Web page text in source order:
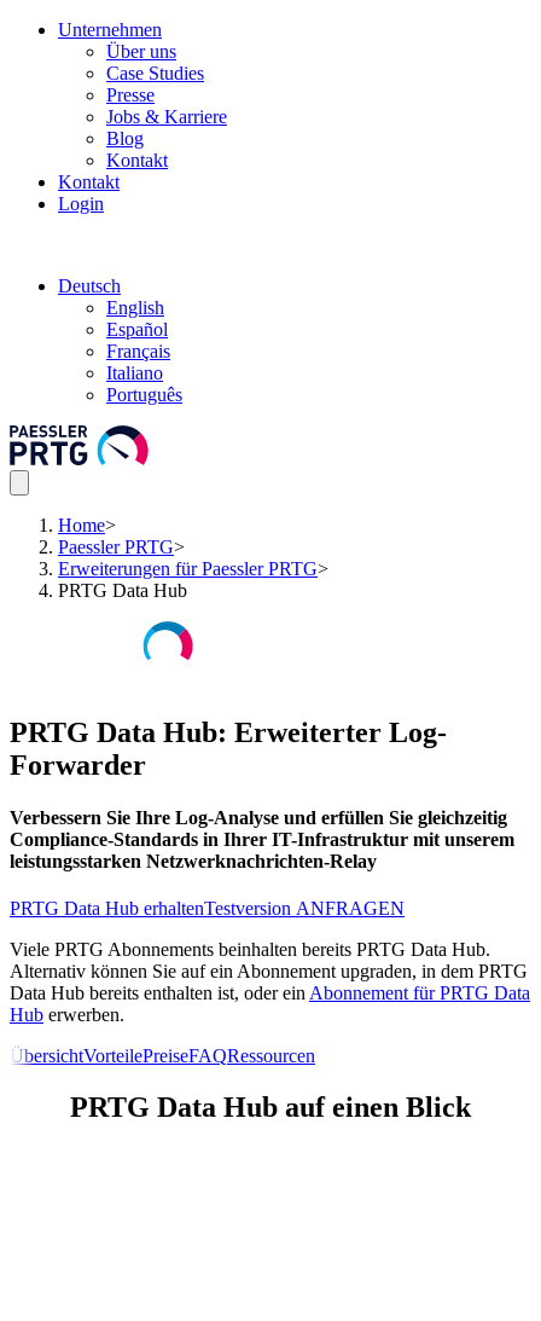
Unternehmen
Über uns
Case Studies
Presse
Jobs & Karriere
Blog
Kontakt
Kontakt
Login
Deutsch
English
Español
Français
Italiano
Português
Home>
Paessler PRTG>
Erweiterungen für Paessler PRTG>
PRTG Data Hub
PRTG Data Hub: Erweiterter Log-
Forwarder
Verbessern Sie Ihre Log-Analyse und erfüllen Sie gleichzeitig
Compliance-Standards in Ihrer IT-Infrastruktur mit unserem
leistungsstarken Netzwerknachrichten-Relay
PRTG Data Hub erhaltenTestversion ANFRAGEN
Viele PRTG Abonnements beinhalten bereits PRTG Data Hub.
Alternativ können Sie auf ein Abonnement upgraden, in dem PRTG
Data Hub bereits enthalten ist, oder einAbonnement für PRTG Data
Hub erwerben.
ÜbersichtVorteilePreiseFAQRessourcen
PRTG Data Hub auf einen Blick